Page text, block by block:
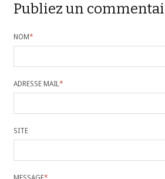
Publiez un
NOM*
ADRESSE MAIL*
SITE